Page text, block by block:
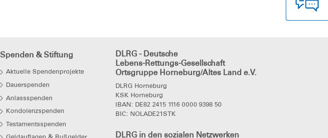
Spenden & Stiftung
Aktuelle Spendenprojekte
Dauerspenden
Anlassspenden
Kondolenzspenden
Testamentsspenden
DLRG - Deutsche
Lebens-Rettungs-Gesellschaft
Ortsgruppe Horneburg/Altes Land e.V.
DLRG Horneburg
KSK Horneburg
IBAN: DE82 2415 1116 0000 9398 50
BIC: NOLADE21STK
DLRG in den sozialen Netzwerken